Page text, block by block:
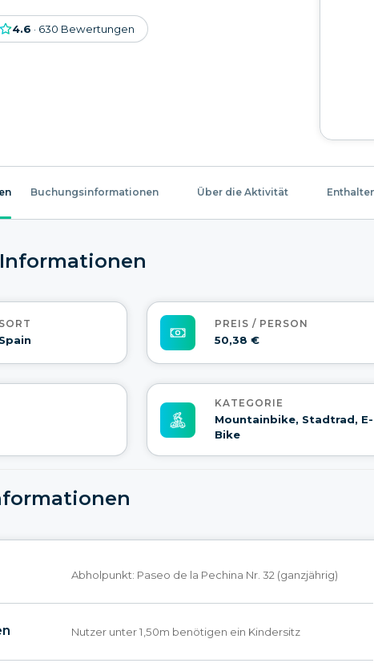
4.6 · 630 Bewertungen
Buchungsinformationen Über die Aktivität
PREIS / PERSON
50,38 €
KATEGORIE
Mountainbike, Stadtrad, E-
Bike
Abholpunkt: Paseo de la Pechina Nr. 32 (ganzjährig)
Nutzer unter 1,50m benötigen ein Kindersitz